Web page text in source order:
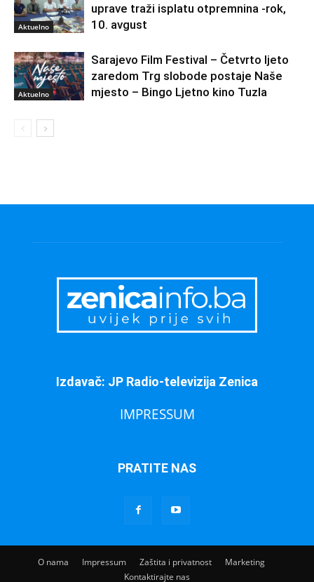
Aktuelno
uprave traži isplatu otpremnina -rok,
10. avgust
Aktuelno
Sarajevo Film Festival – Četvrto ljeto
zaredom Trg slobode postaje Naše
mjesto – Bingo Ljetno kino Tuzla
Izdavač: JP Radio-televizija Zenica
IMPRESSUM
PRATITE NAS
O nama Impressum Zaštita i privatnost
Marketing
Kontaktirajte nas